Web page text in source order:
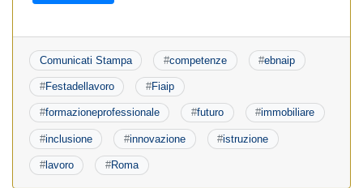
Comunicati Stampa #competenze #ebnaip
#Festadellavoro #Fiaip
#formazioneprofessionale #futuro #immobiliare
#inclusione #innovazione #istruzione
#lavoro #Roma